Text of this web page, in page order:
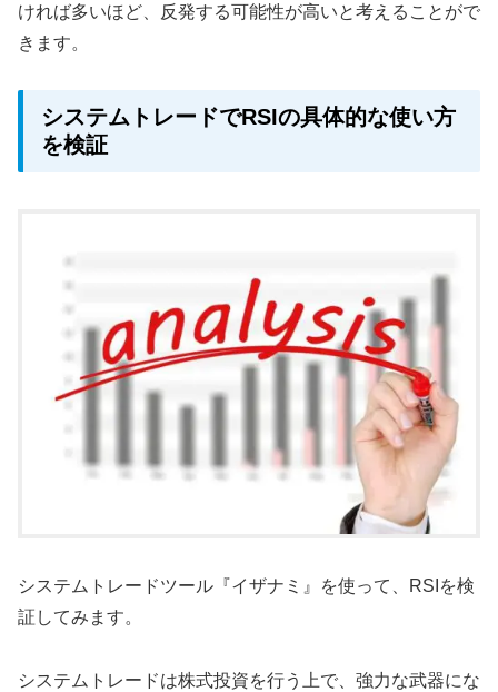
ければ多いほど、反発する可能性が高いと考えることがで
きます。
システムトレードでRSIの具体的な使い方
を検証
システムトレードツール『イザナミ』を使って、RSIを検
証してみます。
システムトレードは株式投資を行う上で、強力な武器にな